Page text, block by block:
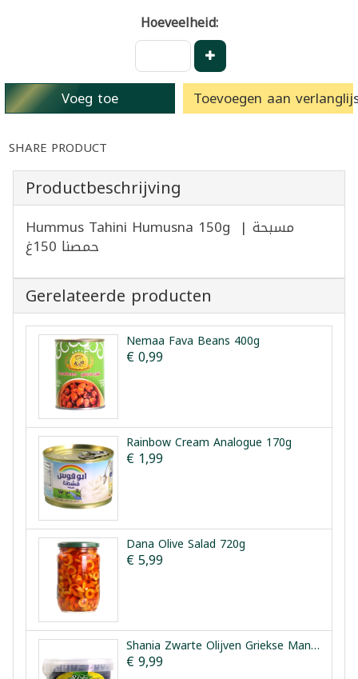
Hoeveelheid:
Voeg toe Toevoegen aan
SHARE PRODUCT
Productbeschrijving
Hummus Tahini Humusna 150g | مسبحة
حمصنا 150غ
Gerelateerde producten
Nemaa Fava Beans 400g
€ 0,99
Rainbow Cream Analogue 170g
€ 1,99
Dana Olive Salad 720g
€ 5,99
Shania Zwarte Olijven Griekse Manier 1.5kg
€ 9,99